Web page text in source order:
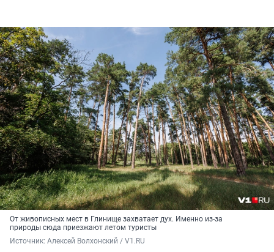
От живописных мест в Глинище захватает дух. Именно из-за
природы сюда приезжают летом туристы
Источник: Алексей Волхонский / V1.RU